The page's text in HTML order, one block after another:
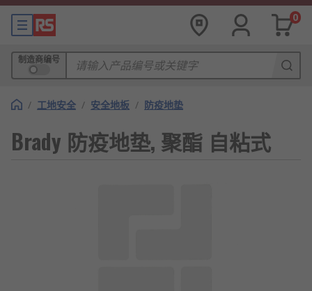
0
制造商编号
/ 工地安全 / 安全地板 / 防疫地垫
Brady 防疫地垫, 聚酯 自粘式